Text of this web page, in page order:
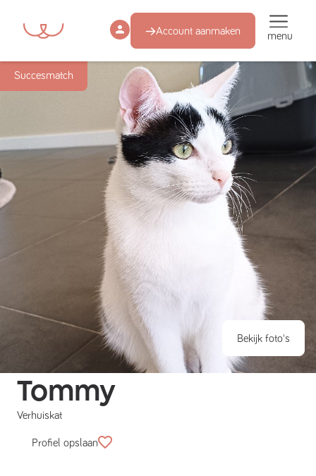
Account aanmaken menu
Succesmatch
Bekijk foto's
Tommy
Verhuiskat
Profiel opslaan